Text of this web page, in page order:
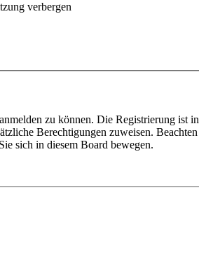
verbergen
zu können. Die Registrierung
Berechtigungen zuweisen.
sich in diesem Board bewegen.